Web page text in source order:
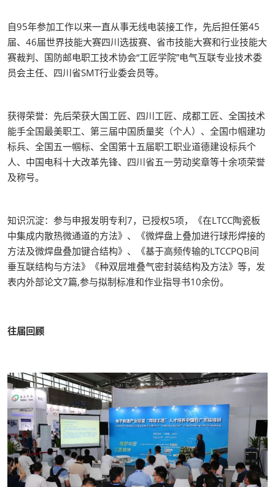
自95年参加工作以来一直从事无线电装接工作，先后担任第45
届、46届世界技能大赛四川选拔赛、省市技能大赛和行业技能大
赛裁判、国防邮电职工技术协会“工匠学院”电气互联专业技术委
员会主任、四川省SMT行业委会员等。
获得荣誉：先后荣获大国工匠、四川工匠、成都工匠、全国技术
能手全国最美职工、第三届中国质量奖（个人）、全国巾帼建功
标兵、全国五一帼标、全国第十五届职工职业道德建设标兵个
人、中国电科十大改革先锋、四川省五一劳动奖章等十余项荣誉
及称号。
知识沉淀：参与申报发明专利7，已授权5项，《在LTCC陶瓷板
中集成内散热微通道的方法》、《微焊盘上叠加进行球形焊接的
方法及微焊盘叠加键合结构》、《基于高频传输的LTCCPQB间
垂互联结构与方法》《种双层堆叠气密封装结构及方法》等，发
表内外部论文7篇,参与拟制标准和作业指导书10余份。
往届回顾